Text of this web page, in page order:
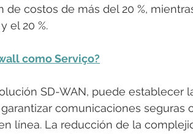
costos de más del 20 %,
el 20 %.
como Serviço?
SD-WAN, puede establecer
comunicaciones seguras
línea. La reducción de la